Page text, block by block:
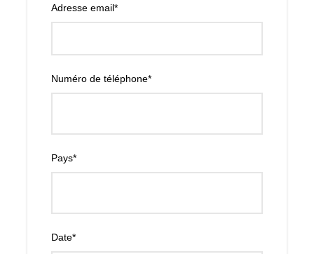
Adresse email*
Numéro de téléphone*
Pays*
Date*
Safari en Buggy avec Balade à Dos de